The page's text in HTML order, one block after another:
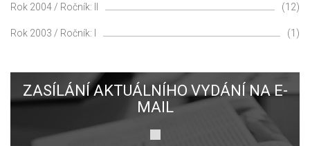
Rok 2004 / Ročník: II (12)
Rok 2003 / Ročník: I (1)
ZASÍLÁNÍ AKTUÁLNÍHO VYDÁNÍ NA E-
MAIL